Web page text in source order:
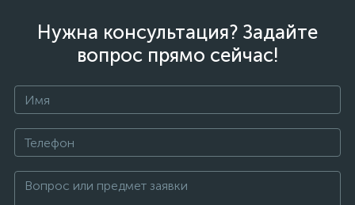
Нужна консультация? Задайте
вопрос прямо сейчас!